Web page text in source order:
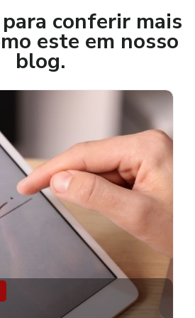
conferir mais
este em nosso
blog.